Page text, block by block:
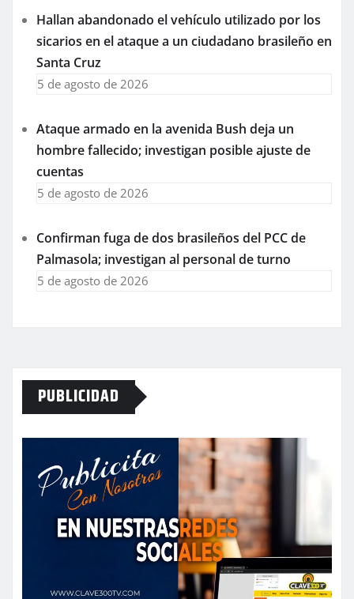
Hallan abandonado el vehículo utilizado por los
sicarios en el ataque a un ciudadano brasileño en
Santa Cruz
5 de agosto de 2026
Ataque armado en la avenida Bush deja un
hombre fallecido; investigan posible ajuste de
cuentas
5 de agosto de 2026
Confirman fuga de dos brasileños del PCC de
Palmasola; investigan al personal de turno
5 de agosto de 2026
PUBLICIDAD